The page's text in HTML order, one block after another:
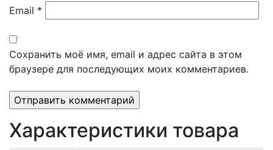
Email *
Сохранить моё имя, email и адрес сайта в этом
браузере для последующих моих комментариев.
Характеристики товара